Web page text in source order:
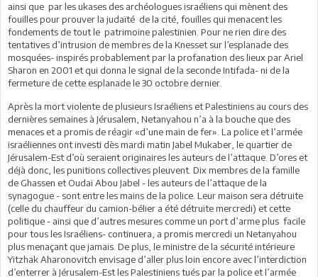
ainsi que par les ukases des archéologues israéliens qui mènent des
fouilles pour prouver la judaïté de la cité, fouilles qui menacent les
fondements de tout le patrimoine palestinien. Pour ne rien dire des
tentatives d’intrusion de membres de la Knesset sur l’esplanade des
mosquées- inspirés probablement par la profanation des lieux par Ariel
Sharon en 2001 et qui donna le signal de la seconde Intifada- ni de la
fermeture de cette esplanade le 30 octobre dernier.
Après la mort violente de plusieurs Israéliens et Palestiniens au cours des
dernières semaines à Jérusalem, Netanyahou n’a à la bouche que des
menaces et a promis de réagir «d’une main de fer». La police et l’armée
israéliennes ont investi dès mardi matin Jabel Mukaber, le quartier de
Jérusalem-Est d’où seraient originaires les auteurs de l’attaque. D’ores et
déjà donc, les punitions collectives pleuvent. Dix membres de la famille
de Ghassen et Oudaï Abou Jabel - les auteurs de l’attaque de la
synagogue - sont entre les mains de la police. Leur maison sera détruite
(celle du chauffeur du camion-bélier a été détruite mercredi) et cette
politique - ainsi que d’autres mesures comme un port d’arme plus facile
pour tous les Israéliens- continuera, a promis mercredi un Netanyahou
plus menaçant que jamais. De plus, le ministre de la sécurité intérieure
Yitzhak Aharonovitch envisage d’aller plus loin encore avec l’interdiction
d’enterrer à Jérusalem-Est les Palestiniens tués par la police et l’armée